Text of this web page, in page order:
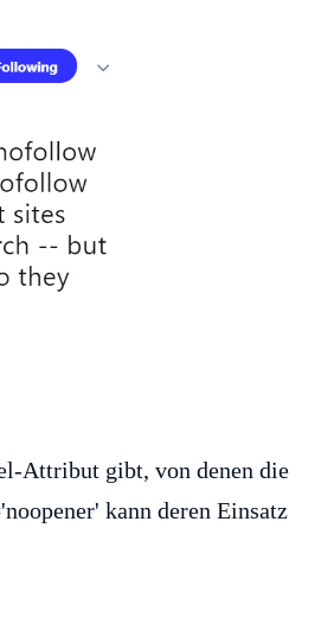
Attribut gibt, von denen die
kann deren Einsatz